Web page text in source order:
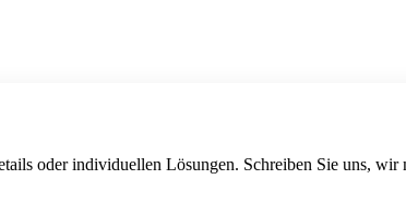
oder individuellen Lösungen. Schreiben Sie uns, wir